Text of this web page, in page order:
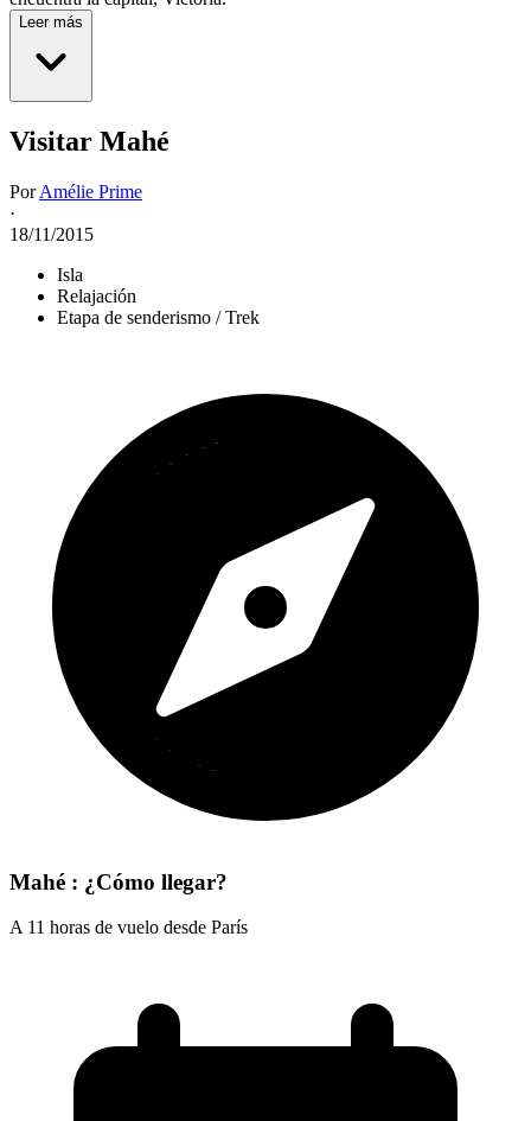
Leer más
Visitar Mahé
PorAmélie Prime
·
18/11/2015
Isla
Relajación
Etapa de senderismo / Trek
Mahé : ¿Cómo llegar?
A 11 horas de vuelo desde París